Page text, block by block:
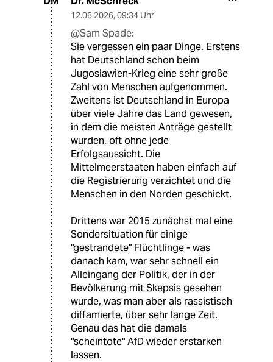
12.06.2026, 09:34 Uhr
@Sam Spade:
Sie vergessen ein paar Dinge. Erstens
hat Deutschland schon beim
Jugoslawien-Krieg eine sehr große
Zahl von Menschen aufgenommen.
Zweitens ist Deutschland in Europa
über viele Jahre das Land gewesen,
in dem die meisten Anträge gestellt
wurden, oft ohne jede
Erfolgsaussicht. Die
Mittelmeerstaaten haben einfach auf
die Registrierung verzichtet und die
Menschen in den Norden geschickt.
Drittens war 2015 zunächst mal eine
Sondersituation für einige
"gestrandete" Flüchtlinge - was
danach kam, war sehr schnell ein
Alleingang der Politik, der in der
Bevölkerung mit Skepsis gesehen
wurde, was man aber als rassistisch
diffamierte, über sehr lange Zeit.
Genau das hat die damals
"scheintote" AfD wieder erstarken
lassen.